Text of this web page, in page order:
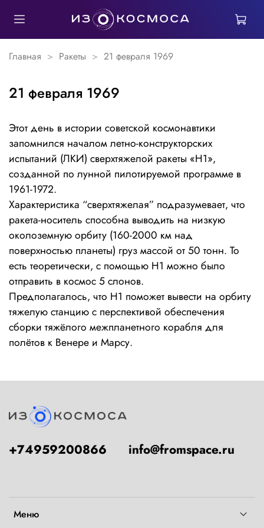
Главная Ракеты 21 февраля 1969
21 февраля 1969
Этот день в истории советской космонавтики
запомнился началом летно-конструкторских
испытаний (ЛКИ) сверхтяжелой ракеты «Н1»,
созданной по лунной пилотируемой программе в
1961-1972.
Характеристика “сверхтяжелая” подразумевает, что
ракета-носитель способна выводить на низкую
околоземную орбиту (160-2000 км над
поверхностью планеты) груз массой от 50 тонн. То
есть теоретически, с помощью Н1 можно было
отправить в космос 5 слонов.
Предполагалось, что Н1 поможет вывести на орбиту
тяжелую станцию с перспективой обеспечения
сборки тяжёлого межпланетного корабля для
полётов к Венере и Марсу.
Меню
+74959200866 info@fromspace.ru